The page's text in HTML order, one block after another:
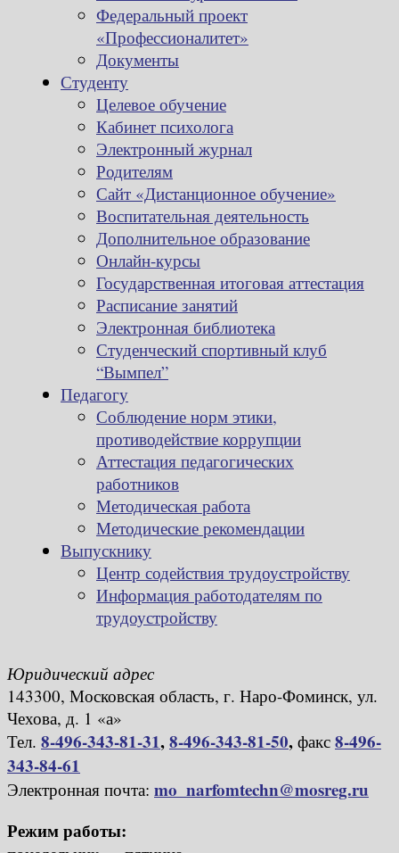
Федеральный проект
«Профессионалитет»
Документы
Студенту
Целевое обучение
Кабинет психолога
Электронный журнал
Родителям
Сайт «Дистанционное обучение»
Воспитательная деятельность
Дополнительное образование
Онлайн-курсы
Государственная итоговая аттестация
Расписание занятий
Электронная библиотека
Студенческий спортивный клуб
“Вымпел”
Педагогу
Соблюдение норм этики,
противодействие коррупции
Аттестация педагогических
работников
Методическая работа
Методические рекомендации
Выпускнику
Центр содействия трудоустройству
Информация работодателям по
трудоустройству
Юридический адрес
143300, Московская область, г. Наро-Фоминск, ул.
Чехова, д. 1 «а»
Тел. 8-496-343-81-31,8-496-343-81-50, факс 8-496-
343-84-61
Электронная почта: mo_narfomtechn@mosreg.ru
Режим работы: